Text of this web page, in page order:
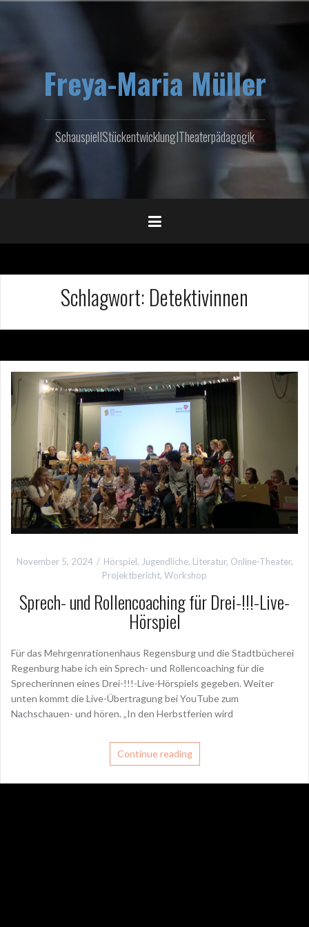
Freya-Maria Müller
SchauspielIStückentwicklungITheaterpädagogik
Schlagwort: Detektivinnen
November 5, 2024 Hörspiel, Jugendliche, Literatur, Online-Theater,
Projektbericht, Workshop
Sprech- und Rollencoaching für Drei-!!!-Live-
Hörspiel
Für das Mehrgenrationenhaus Regensburg und die Stadtbücherei
Regenburg habe ich ein Sprech- und Rollencoaching für die
Sprecherinnen eines Drei-!!!-Live-Hörspiels gegeben. Weiter
unten kommt die Live-Übertragung bei YouTube zum
Nachschauen- und hören. „In den Herbstferien wird
Continue reading